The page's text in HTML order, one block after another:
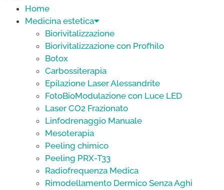
Home
Medicina estetica
Biorivitalizzazione
Biorivitalizzazione con Profhilo
Botox
Carbossiterapia
Epilazione Laser Alessandrite
FotoBioModulazione con Luce LED
Laser CO2 Frazionato
Linfodrenaggio Manuale
Mesoterapia
Peeling chimico
Peeling PRX-T33
Radiofrequenza Medica
Rimodellamento Dermico Senza Aghi